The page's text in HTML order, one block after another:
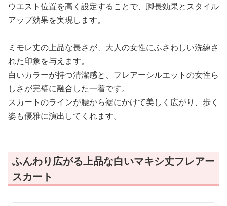
ウエスト位置を高く設定することで、脚長効果とスタイル
アップ効果を実現します。
ミモレ丈の上品な長さが、大人の女性にふさわしい洗練さ
れた印象を与えます。
白いカラーが持つ清潔感と、フレアーシルエットの女性ら
しさが完璧に融合した一着です。
スカートのラインが腰から裾にかけて美しく広がり、歩く
姿も優雅に演出してくれます。
ふんわり広がる上品な白いマキシ丈フレアー
スカート